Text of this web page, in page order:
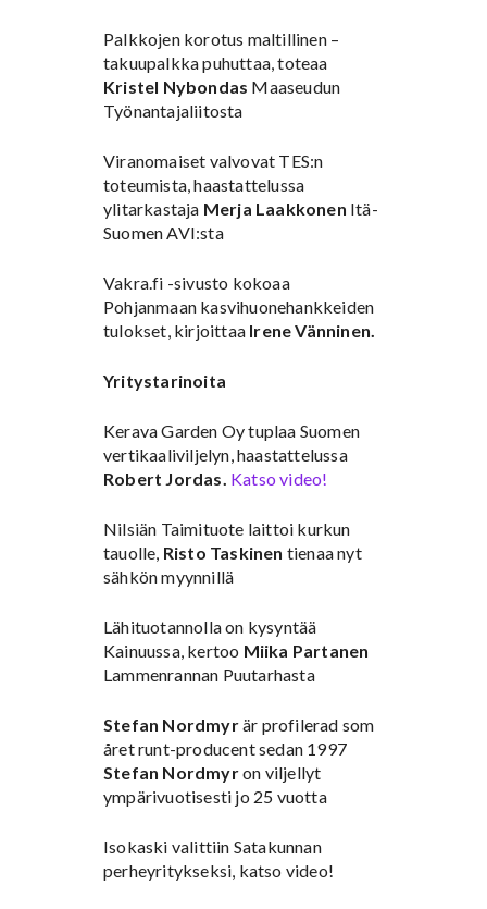
Palkkojen korotus maltillinen –
takuupalkka puhuttaa, toteaa
Kristel Nybondas Maaseudun
Työnantajaliitosta
Viranomaiset valvovat TES:n
toteumista, haastattelussa
ylitarkastaja Merja Laakkonen Itä-
Suomen AVI:sta
Vakra.fi -sivusto kokoaa
Pohjanmaan kasvihuonehankkeiden
tulokset, kirjoittaa Irene Vänninen.
Yritystarinoita
Kerava Garden Oy tuplaa Suomen
vertikaaliviljelyn, haastattelussa
Robert Jordas. Katso video!
Nilsiän Taimituote laittoi kurkun
tauolle, Risto Taskinen tienaa nyt
sähkön myynnillä
Lähituotannolla on kysyntää
Kainuussa, kertoo Miika Partanen
Lammenrannan Puutarhasta
Stefan Nordmyrär profilerad som
året runt-producent sedan 1997
Stefan Nordmyron viljellyt
ympärivuotisesti jo 25 vuotta
Isokaski valittiin Satakunnan
perheyritykseksi, katso video!